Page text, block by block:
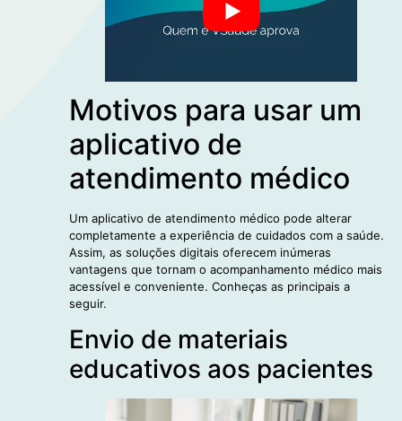
Motivos para usar um
aplicativo de
atendimento médico
Um aplicativo de atendimento médico pode alterar
completamente a experiência de cuidados com a saúde.
Assim, as soluções digitais oferecem inúmeras
vantagens que tornam o acompanhamento médico mais
acessível e conveniente. Conheças as principais a
seguir.
Envio de materiais
educativos aos pacientes